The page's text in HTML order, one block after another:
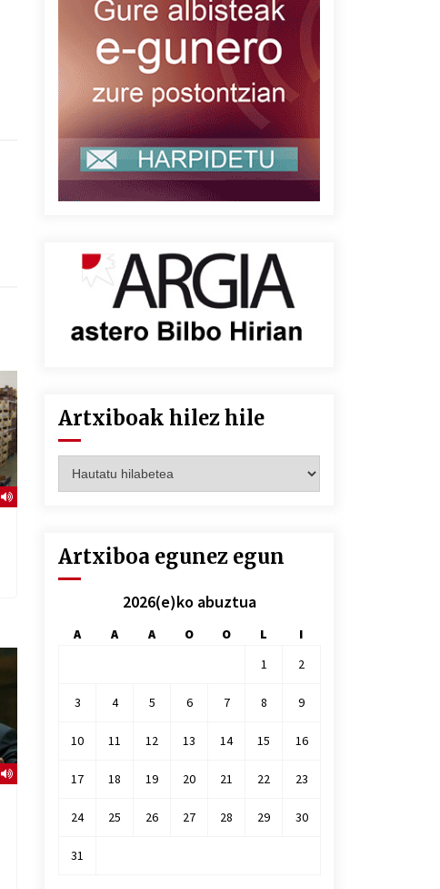
Artxiboak hilez hile
hilez
Artxiboa egunez egun
2026(e)ko abuztua
A A A O O L
I
1
2
3 4 5 6 7 8 9
10 11 12 13 14 15 16
17 18 19 20 21 22 23
24 25 26 27 28 29 30
31